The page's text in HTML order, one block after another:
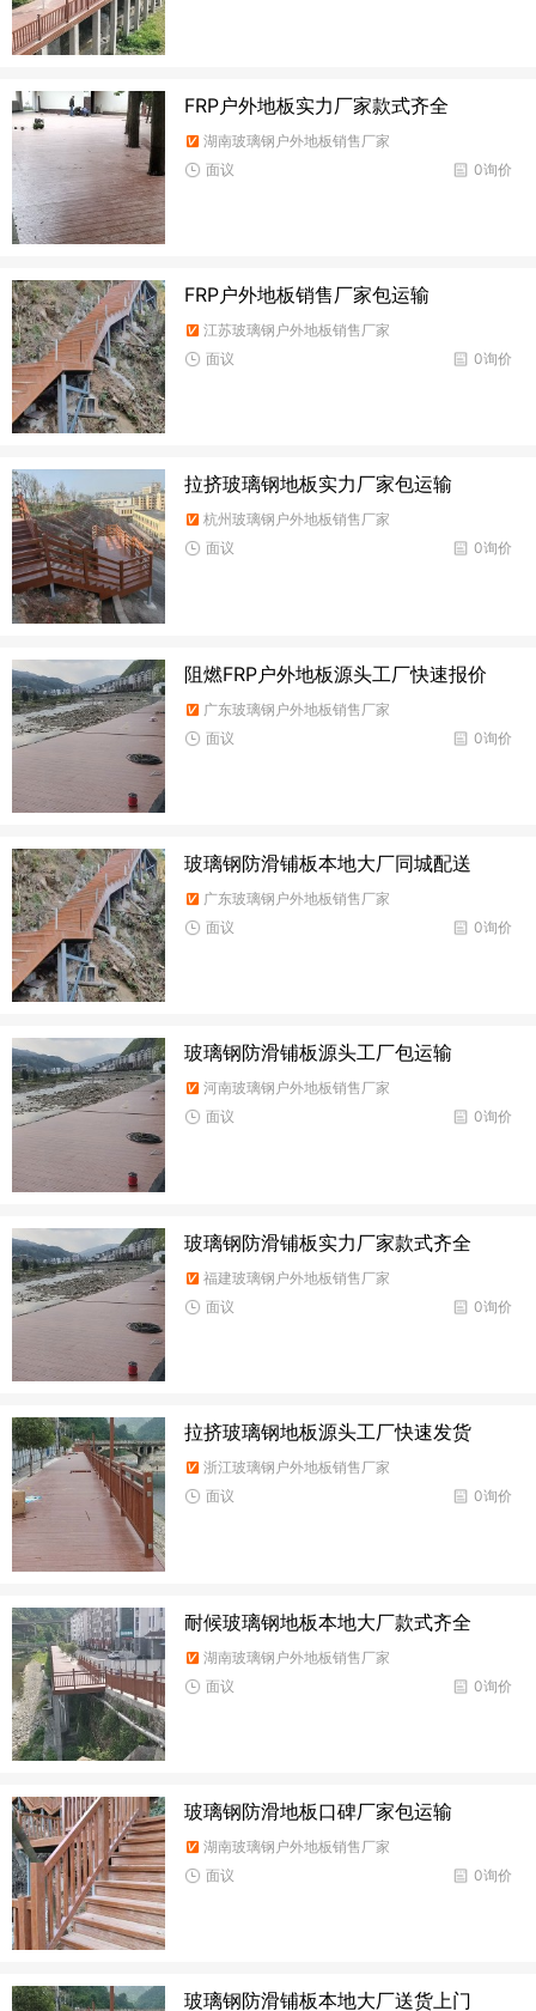
FRP户外地板实力厂家款式齐全
湖南玻璃钢户外地板销售厂家
0询价
面议
FRP户外地板销售厂家包运输
江苏玻璃钢户外地板销售厂家
0询价
面议
拉挤玻璃钢地板实力厂家包运输
杭州玻璃钢户外地板销售厂家
0询价
面议
阻燃FRP户外地板源头工厂快速报价
广东玻璃钢户外地板销售厂家
0询价
面议
玻璃钢防滑铺板本地大厂同城配送
广东玻璃钢户外地板销售厂家
0询价
面议
玻璃钢防滑铺板源头工厂包运输
河南玻璃钢户外地板销售厂家
0询价
面议
玻璃钢防滑铺板实力厂家款式齐全
福建玻璃钢户外地板销售厂家
0询价
面议
拉挤玻璃钢地板源头工厂快速发货
浙江玻璃钢户外地板销售厂家
0询价
面议
耐候玻璃钢地板本地大厂款式齐全
湖南玻璃钢户外地板销售厂家
0询价
面议
玻璃钢防滑地板口碑厂家包运输
湖南玻璃钢户外地板销售厂家
0询价
面议
玻璃钢防滑铺板本地大厂送货上门